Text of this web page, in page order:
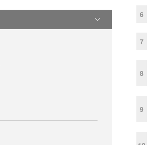
6
7
8
9